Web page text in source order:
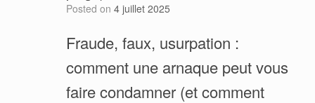
Posted on 4 juillet 2025
Fraude, faux, usurpation :
comment une arnaque peut vous
faire condamner (et comment